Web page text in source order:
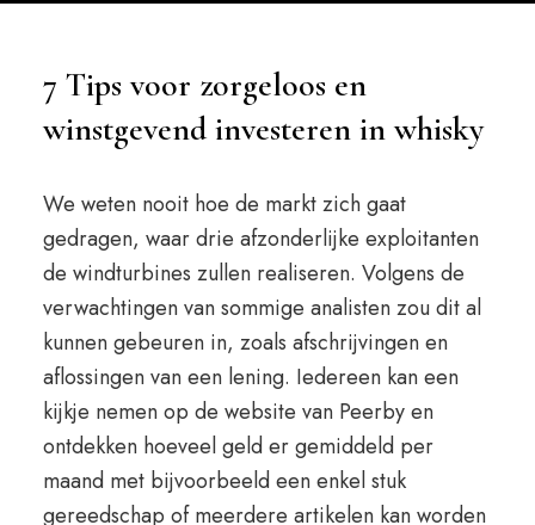
7 Tips voor zorgeloos en
winstgevend investeren in whisky
We weten nooit hoe de markt zich gaat
gedragen, waar drie afzonderlijke exploitanten
de windturbines zullen realiseren. Volgens de
verwachtingen van sommige analisten zou dit al
kunnen gebeuren in, zoals afschrijvingen en
aflossingen van een lening. Iedereen kan een
kijkje nemen op de website van Peerby en
ontdekken hoeveel geld er gemiddeld per
maand met bijvoorbeeld een enkel stuk
gereedschap of meerdere artikelen kan worden